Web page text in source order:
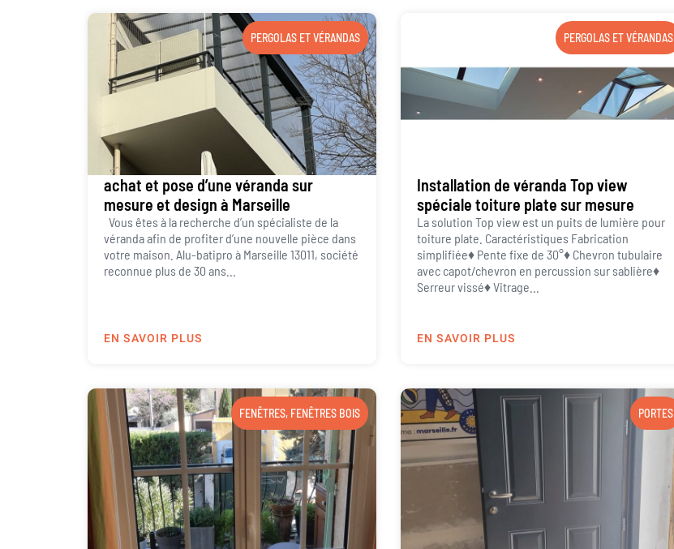
PERGOLAS ET VÉRANDAS
achat et pose d’une véranda sur
mesure et design à Marseille
Vous êtes à la recherche d’un spécialiste de la
véranda afin de profiter d’une nouvelle pièce dans
votre maison. Alu-batipro à Marseille 13011, société
reconnue plus de 30 ans...
EN SAVOIR PLUS
PERGOLAS ET VÉRANDAS
Installation de véranda Top view
spéciale toiture plate sur mesure
La solution Top view est un puits de lumière pour
toiture plate. Caractéristiques Fabrication
simplifiée♦ Pente fixe de 30°♦ Chevron tubulaire
avec capot/chevron en percussion sur sablière♦
Serreur vissé♦ Vitrage...
EN SAVOIR PLUS
FENÊTRES, FENÊTRES BOIS PORTES